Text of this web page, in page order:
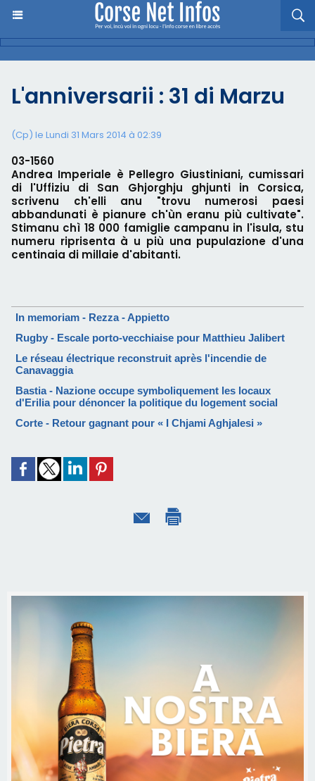
L'anniversarii : 31 di Marzu
(Cp) le Lundi 31 Mars 2014 à 02:39
03-1560
Andrea Imperiale è Pellegro Giustiniani, cumissari
di l'Uffiziu di San Ghjorghju ghjunti in Corsica,
scrivenu ch'elli anu "trovu numerosi paesi
abbandunati è pianure ch'ùn eranu più cultivate".
Stimanu chì 18 000 famiglie campanu in l'isula, stu
numeru riprisenta à u più una pupulazione d'una
centinaia di millaie d'abitanti.
In memoriam - Rezza - Appietto
Rugby - Escale porto-vecchiaise pour Matthieu Jalibert
Le réseau électrique reconstruit après l'incendie de
Canavaggia
Bastia - Nazione occupe symboliquement les locaux
d'Erilia pour dénoncer la politique du logement social
Corte - Retour gagnant pour « I Chjami Aghjalesi »